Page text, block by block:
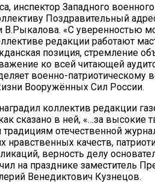
инспектор Западного
Поздравительный
В.Рыкалова. «С уверенностью
редакции работают
позиция, стремление
ко всей читающей
военно-
Вооружённых Сил России.
коллектив редакции
сказано в ней, «…за высокие
отечественной
нравственных качеств,
верность делу
на празднике заместитель
Венедиктович Кузнецов.